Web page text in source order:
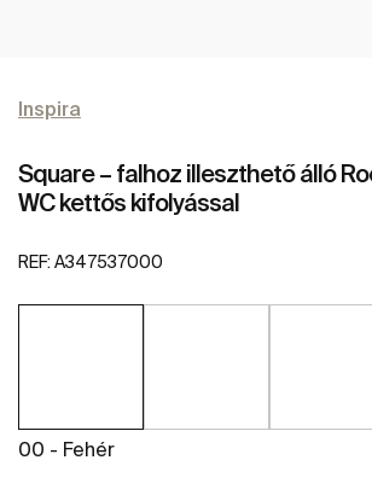
Inspira
Square – falhoz illeszthető álló
WC kettős kifolyással
REF: A347537000
00 - Fehér